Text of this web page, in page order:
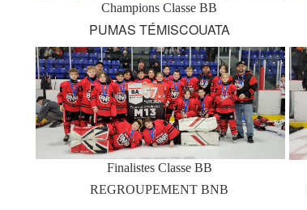
Champions Classe BB
PUMAS TÉMISCOUATA
Finalistes Classe BB
REGROUPEMENT BNB